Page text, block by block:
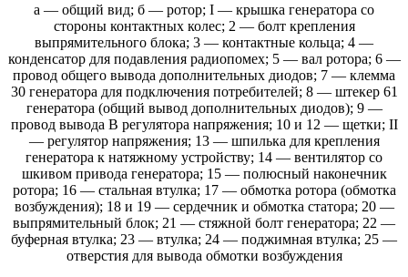
а — общий вид; б — ротор; I — крышка генератора со
стороны контактных колес; 2 — болт крепления
выпрямительного блока; 3 — контактные кольца; 4 —
конденсатор для подавления радиопомех; 5 — вал ротора; 6 —
провод общего вывода дополнительных диодов; 7 — клемма
30 генератора для подключения потребителей; 8 — штекер 61
генератора (общий вывод дополнительных диодов); 9 —
провод вывода В регулятора напряжения; 10 и 12 — щетки; II
— регулятор напряжения; 13 — шпилька для крепления
генератора к натяжному устройству; 14 — вентилятор со
шкивом привода генератора; 15 — полюсный наконечник
ротора; 16 — стальная втулка; 17 — обмотка ротора (обмотка
возбуждения); 18 и 19 — сердечник и обмотка статора; 20 —
выпрямительный блок; 21 — стяжной болт генератора; 22 —
буферная втулка; 23 — втулка; 24 — поджимная втулка; 25 —
отверстия для вывода обмотки возбуждения